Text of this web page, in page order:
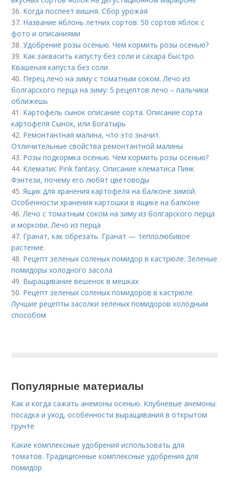
36. Когда поспеет вишня. Сбор урожая
37. Название яблонь летних сортов. 50 сортов яблок с
фото и описаниями
38.Удобрение розы осенью. Чем кормить розы осенью?
39. Как заквасить капусту без соли и сахара быстро.
Квашеная капуста без соли.
40. Перец лечо на зиму с томатным соком. Лечо из
болгарского перца на зиму: 5 рецептов лечо – пальчики
оближешь
41. Картофель сынок описание сорта. Описание сорта
картофеля Сынок, или Богатырь
42. Ремонтантная малина, что это значит.
Отличительные свойства ремонтантной малины
43. Розы подкормка осенью. Чем кормить розы осенью?
44. Клематис Pink fantasy. Описание клематиса Пинк
Фэнтези, почему его любят цветоводы
45.Ящик для хранения картофеля на балконе зимой.
Особенности хранения картошки в ящике на балконе
46.Лечо с томатным соком на зиму из болгарского перца
и моркови. Лечо из перца
47. Гранат, как обрезать. Гранат — теплолюбивое
растение.
48. Рецепт зеленых соленых помидор в кастрюле. Зеленые
помидоры холодного засола
49. Выращивание вешенок в мешках
50. Рецепт зеленых соленых помидоров в кастрюле.
Лучшие рецепты засолки зелёных помидоров холодным
способом
Популярные материалы
Как и когда сажать анемоны осенью. Клубневые анемоны:
посадка и уход, особенности выращивания в открытом
грунте
Какие комплексные удобрения использовать для
томатов. Традиционные комплексные удобрения для
помидор